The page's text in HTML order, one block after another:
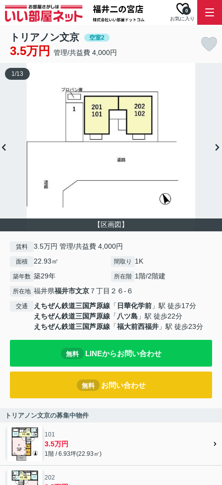
お気に入り
0
トリアノン文京 空室2
3.5万円 管理/共益費 4,000円
【区画図】
1/13
賃料 3.5万円 管理/共益費 4,000円
面積 22.93㎡ 間取り 1K
築年数 築29年 所在階 1階/2階建
所在地 福井県福井市文京 ７丁目２６-６
交通 えちぜん鉄道三国芦原線 「 日華化学前 」駅 徒歩17分
えちぜん鉄道三国芦原線 「八ツ島 」駅 徒歩22分
えちぜん鉄道三国芦原線 「福大前西福井 」駅 徒歩23分
無料 LINEからお問い合わせ
無料 お問い合わせ
トリアノン文京の募集中物件
101
3.5万円
1階 / 6.93坪(22.93㎡)
202